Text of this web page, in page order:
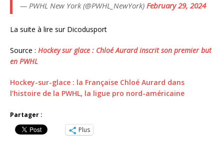
— PWHL New York (@PWHL_NewYork) February 29, 2024
La suite à lire sur Dicodusport
Source : Hockey sur glace : Chloé Aurard inscrit son premier but
en PWHL
Hockey-sur-glace : la Française Chloé Aurard dans
l’histoire de la PWHL, la ligue pro nord-américaine
Partager :
Plus